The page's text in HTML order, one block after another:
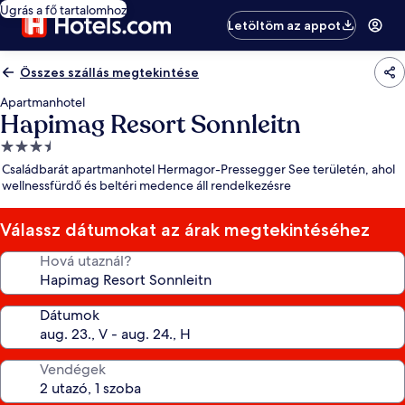
Ugrás a fő tartalomhoz
Letöltöm az appot
Összes szállás megtekintése
Apartmanhotel
Hapimag Resort Sonnleitn
3.5
csillagos
szálláshely
Családbarát apartmanhotel Hermagor-Pressegger See területén, ahol
wellnessfürdő és beltéri medence áll rendelkezésre
Válassz dátumokat az árak megtekintéséhez
Hová utaznál?
Dátumok
Vendégek